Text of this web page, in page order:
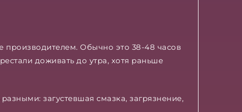
Обычно это 38-48 часов
доживать до утра, хотя раньше
загустевшая смазка, загрязнение,